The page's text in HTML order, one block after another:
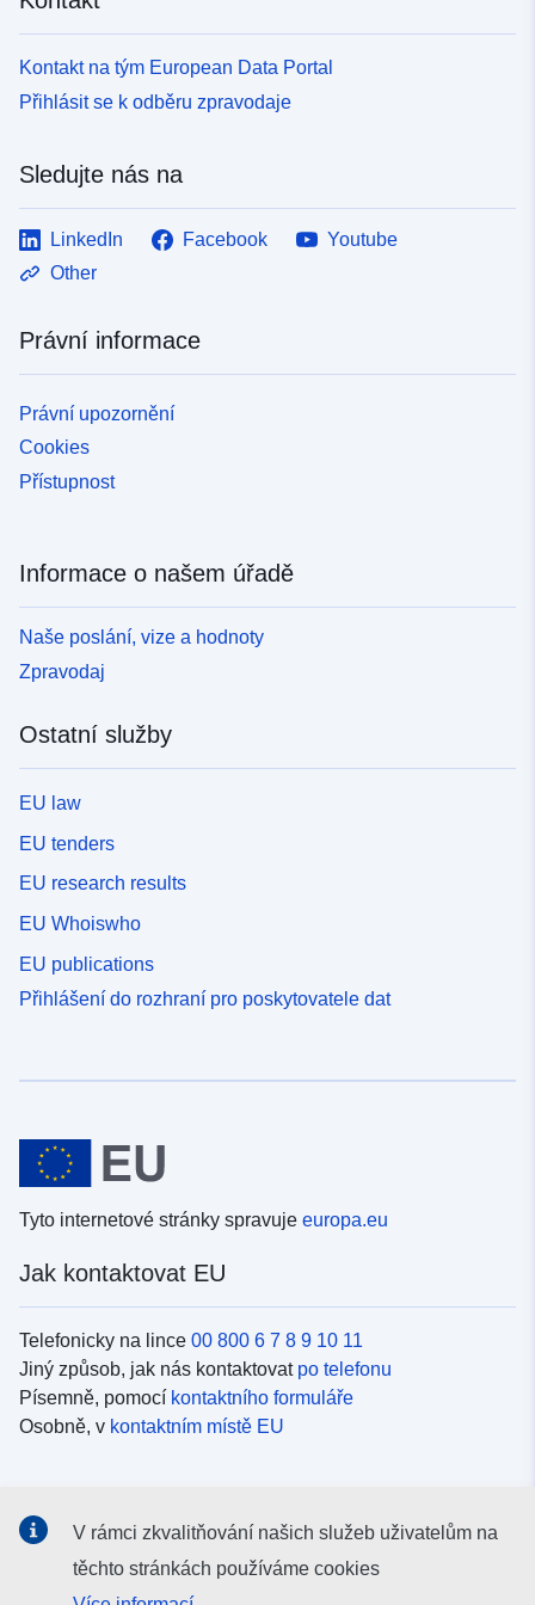
Kontakt na tým European Data Portal
Přihlásit se k odběru zpravodaje
Sledujte nás na
LinkedIn Facebook
Youtube
Other
Právní informace
Právní upozornění
Cookies
Přístupnost
Informace o našem úřadě
Naše poslání, vize a hodnoty
Zpravodaj
Ostatní služby
EU law
EU tenders
EU research results
EU Whoiswho
EU publications
Přihlášení do rozhraní pro poskytovatele dat
Tyto internetové stránky spravuje europa.eu
Jak kontaktovat EU
Telefonicky na lince 00 800 6 7 8 9 10 11
Jiný způsob, jak nás kontaktovat po telefonu
Písemně, pomocí kontaktního formuláře
Osobně, v kontaktním místě EU
Vyhledávání informačních kanálů EU vsociálních médiích
V rámci zkvalitňování našich služeb uživatelům na
těchto stránkách používáme cookies